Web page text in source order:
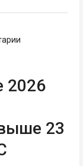
2026
23